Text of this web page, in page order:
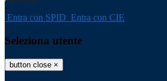
-
Entra con SPID Entra con CIE
Seleziona utente
button close ×